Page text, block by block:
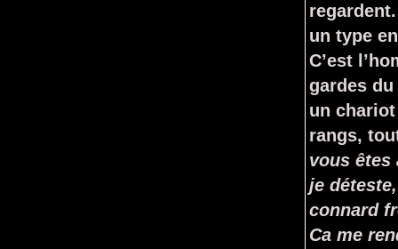
un type
C’est
gardes
un
rangs,
vous êtes
je
connard
Ca me